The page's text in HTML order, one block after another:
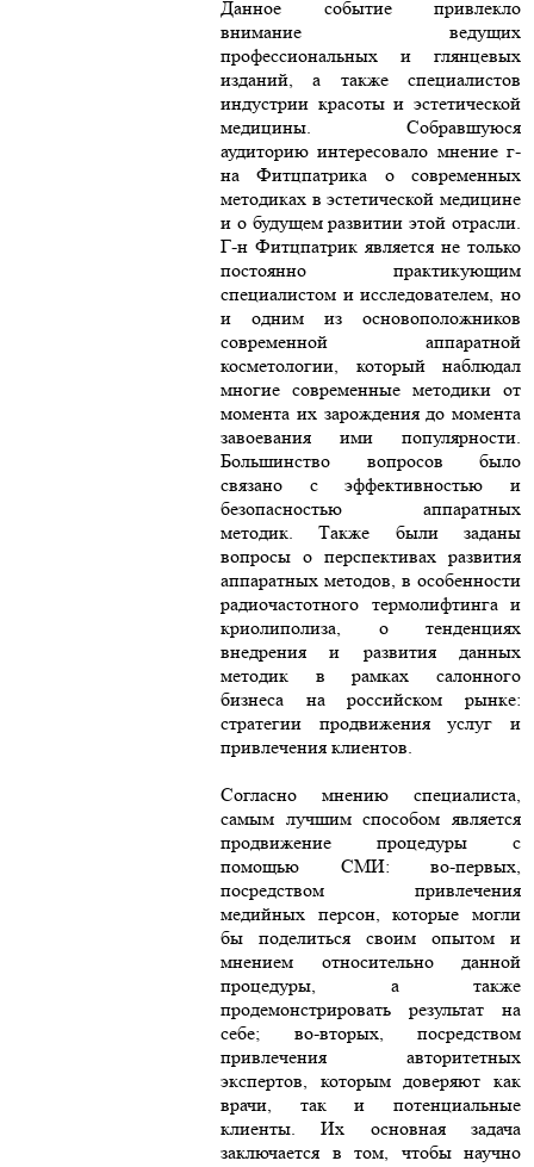
Данное событие привлекло
внимание ведущих
профессиональных и глянцевых
изданий, а также специалистов
индустрии красоты и эстетической
медицины. Собравшуюся
аудиторию интересовало мнение г-
на Фитцпатрика о современных
методиках в эстетической медицине
и о будущем развитии этой отрасли.
Г-н Фитцпатрик является не только
постоянно практикующим
специалистом и исследователем, но
и одним из основоположников
современной аппаратной
косметологии, который наблюдал
многие современные методики от
момента их зарождения до момента
завоевания ими популярности.
Большинство вопросов было
связано с эффективностью и
безопасностью аппаратных
методик. Также были заданы
вопросы о перспективах развития
аппаратных методов, в особенности
радиочастотного термолифтинга и
криолиполиза, о тенденциях
внедрения и развития данных
методик в рамках салонного
бизнеса на российском рынке:
стратегии продвижения услуг и
привлечения клиентов.
Согласно мнению специалиста,
самым лучшим способом является
продвижение процедуры с
помощью СМИ: во-первых,
посредством привлечения
медийных персон, которые могли
бы поделиться своим опытом и
мнением относительно данной
процедуры, а также
продемонстрировать результат на
себе; во-вторых, посредством
привлечения авторитетных
экспертов, которым доверяют как
врачи, так и потенциальные
клиенты. Их основная задача
заключается в том, чтобы научно